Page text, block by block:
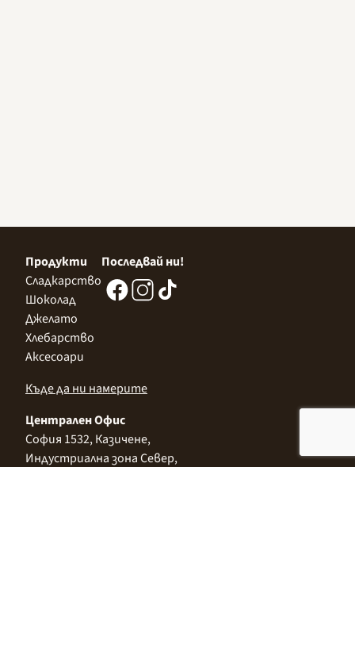
Продукти
Сладкарство
Шоколад
Джелато
Хлебарство
Аксесоари
Последвай ни!
Къде да ни намерите
Централен Офис
София 1532, Казичене,
Индустриална зона Север,